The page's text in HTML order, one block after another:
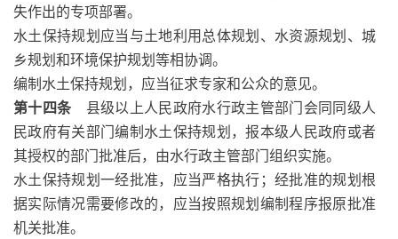
失作出的专项部署。
水土保持规划应当与土地利用总体规划、水资源规划、城
乡规划和环境保护规划等相协调。
编制水土保持规划，应当征求专家和公众的意见。
第十四条 县级以上人民政府水行政主管部门会同同级人
民政府有关部门编制水土保持规划，报本级人民政府或者
其授权的部门批准后，由水行政主管部门组织实施。
水土保持规划一经批准，应当严格执行；经批准的规划根
据实际情况需要修改的，应当按照规划编制程序报原批准
机关批准。